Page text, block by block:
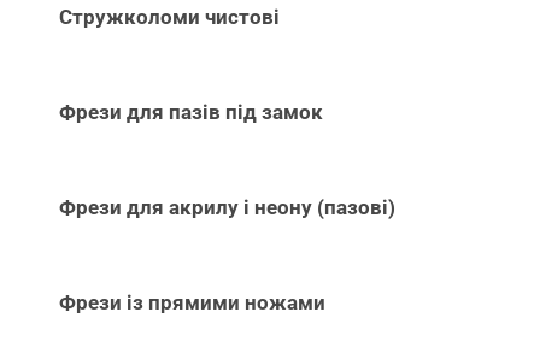
Стружколоми чистові
Фрези для пазів під замок
Фрези для акрилу і неону (пазові)
Фрези із прямими ножами